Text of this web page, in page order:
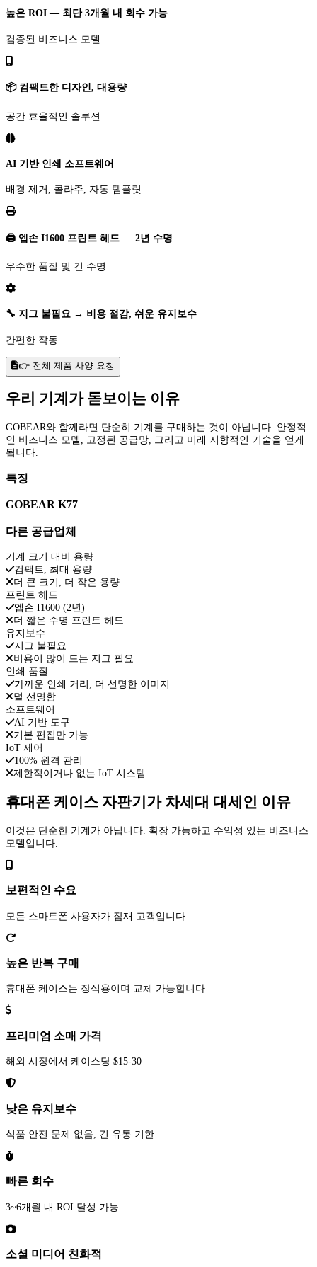
높은 ROI — 최단 3개월 내 회수 가능
검증된 비즈니스 모델
📦 컴팩트한 디자인, 대용량
공간 효율적인 솔루션
AI 기반 인쇄 소프트웨어
배경 제거, 콜라주, 자동 템플릿
🖨️ 엡손 I1600 프린트 헤드 — 2년 수명
우수한 품질 및 긴 수명
🔧 지그 불필요 → 비용 절감, 쉬운 유지보수
간편한 작동
👉 전체 제품 사양 요청
우리 기계가 돋보이는 이유
GOBEAR와 함께라면 단순히 기계를 구매하는 것이 아닙니다. 안정적
인 비즈니스 모델, 고정된 공급망, 그리고 미래 지향적인 기술을 얻게
됩니다.
특징
GOBEAR K77
다른 공급업체
기계 크기 대비 용량
컴팩트, 최대 용량
더 큰 크기, 더 작은 용량
프린트 헤드
엡손 I1600 (2년)
더 짧은 수명 프린트 헤드
유지보수
지그 불필요
비용이 많이 드는 지그 필요
인쇄 품질
가까운 인쇄 거리, 더 선명한 이미지
덜 선명함
소프트웨어
AI 기반 도구
기본 편집만 가능
IoT 제어
100% 원격 관리
제한적이거나 없는 IoT 시스템
휴대폰 케이스 자판기가 차세대 대세인 이유
이것은 단순한 기계가 아닙니다. 확장 가능하고 수익성 있는 비즈니스
모델입니다.
보편적인 수요
모든 스마트폰 사용자가 잠재 고객입니다
높은 반복 구매
휴대폰 케이스는 장식용이며 교체 가능합니다
프리미엄 소매 가격
해외 시장에서 케이스당 $15-30
낮은 유지보수
식품 안전 문제 없음, 긴 유통 기한
빠른 회수
3~6개월 내 ROI 달성 가능
소셜 미디어 친화적